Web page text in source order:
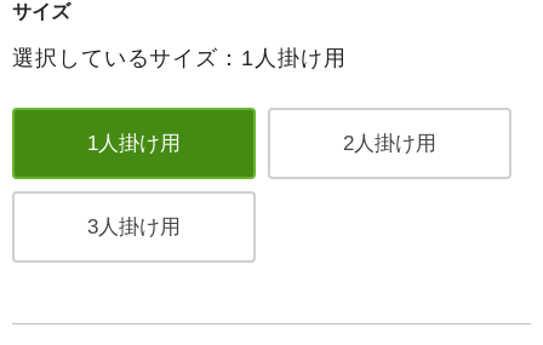
サイズ
選択しているサイズ：1人掛け用
1人掛け用 2人掛け用
3人掛け用